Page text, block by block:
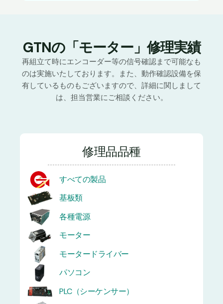
GTNの「モーター」修理実績
再組立て時にエンコーダー等の信号確認まで可能なも
のは実施いたしております。また、動作確認設備を保
有しているものもございますので、詳細に関しまして
は、担当営業にご相談ください。
修理品品種
すべての製品
基板類
各種電源
モーター
モータードライバー
パソコン
PLC（シーケンサー）